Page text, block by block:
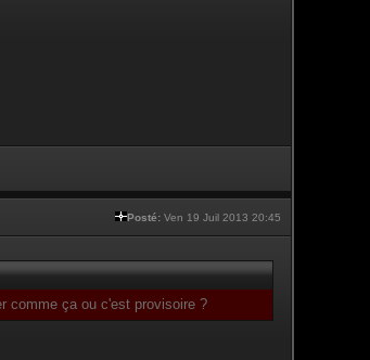
Posté: Ven 19 Juil 2013 20:45
comme ça ou c'est provisoire ?